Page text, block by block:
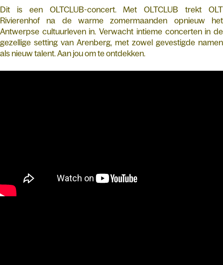
Dit is een OLTCLUB-concert. Met OLTCLUB trekt OLT
Rivierenhof na de warme zomermaanden opnieuw het
Antwerpse cultuurleven in. Verwacht intieme concerten in de
gezellige setting van Arenberg, met zowel gevestigde namen
als nieuw talent. Aan jou om te ontdekken.